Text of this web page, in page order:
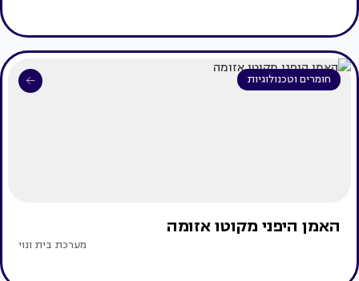
חומרים וטכנולוגיות
האמן היפני מקוטו אזומה
מערכת בית ונוי